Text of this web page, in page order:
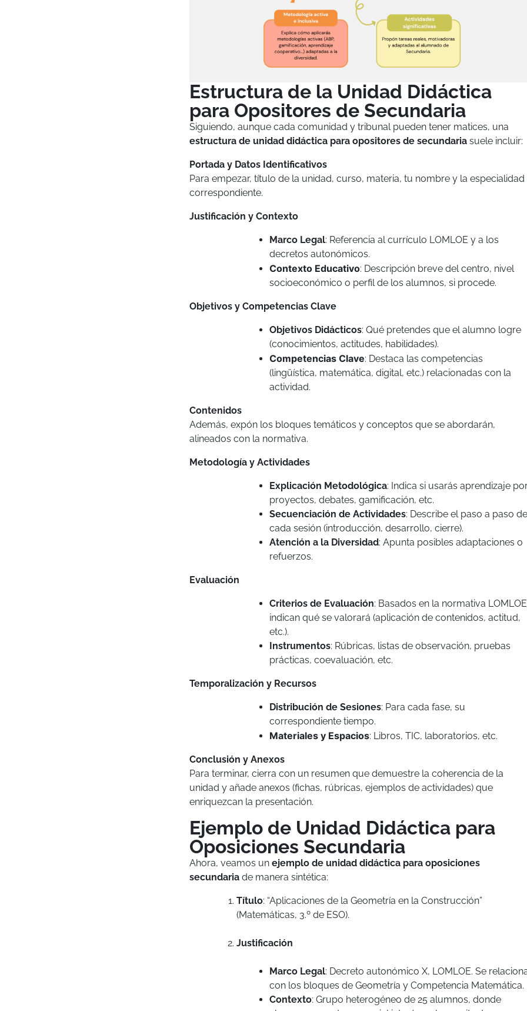
Estructura de la Unidad Didáctica
para Opositores de Secundaria
Siguiendo, aunque cada comunidad y tribunal pueden tener matices, una
estructura de unidad didáctica para opositores de secundaria suele incluir:
Portada y Datos Identificativos
Para empezar, título de la unidad, curso, materia, tu nombre y la especialidad
correspondiente.
Justificación y Contexto
Marco Legal: Referencia al currículo LOMLOE y a los
decretos autonómicos.
Contexto Educativo: Descripción breve del centro, nivel
socioeconómico o perfil de los alumnos, si procede.
Objetivos y Competencias Clave
Objetivos Didácticos: Qué pretendes que el alumno logre
(conocimientos, actitudes, habilidades).
Competencias Clave: Destaca las competencias
(lingüística, matemática, digital, etc.) relacionadas con la
actividad.
Contenidos
Además, expón los bloques temáticos y conceptos que se abordarán,
alineados con la normativa.
Metodología y Actividades
Explicación Metodológica: Indica si usarás aprendizaje
proyectos, debates, gamificación, etc.
Secuenciación de Actividades: Describe el paso a paso de
cada sesión (introducción, desarrollo, cierre).
Atención a la Diversidad: Apunta posibles adaptaciones o
refuerzos.
Evaluación
Criterios de Evaluación: Basados en la normativa
indican qué se valorará (aplicación de contenidos, actitud,
etc.).
Instrumentos: Rúbricas, listas de observación, pruebas
prácticas, coevaluación, etc.
Temporalización y Recursos
Distribución de Sesiones: Para cada fase, su
correspondiente tiempo.
Materiales y Espacios: Libros, TIC, laboratorios, etc.
Conclusión y Anexos
Para terminar, cierra con un resumen que demuestre la coherencia de la
unidad y añade anexos (fichas, rúbricas, ejemplos de actividades) que
enriquezcan la presentación.
Ejemplo de Unidad Didáctica para
Oposiciones Secundaria
Ahora, veamos un ejemplo de unidad didáctica para oposiciones
secundaria de manera sintética:
Título: “Aplicaciones de la Geometría en la Construcción”
(Matemáticas, 3.º de ESO).
Justificación
Marco Legal: Decreto autonómico X, LOMLOE. Se
con los bloques de Geometría y Competencia Matemática.
Contexto: Grupo heterogéneo de 25 alumnos, donde